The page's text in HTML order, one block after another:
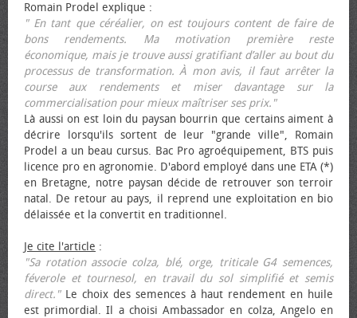
Romain Prodel explique :
" En tant que céréalier, on est toujours content de faire de
bons rendements. Ma motivation première reste
économique, mais je trouve aussi gratifiant d’aller au bout du
processus de transformation. À mon avis, il faut arrêter la
course aux rendements et miser davantage sur la
commercialisation pour mieux maîtriser ses prix."
Là aussi on est loin du paysan bourrin que certains aiment à
décrire lorsqu'ils sortent de leur "grande ville", Romain
Prodel a un beau cursus. Bac Pro agroéquipement, BTS puis
licence pro en agronomie. D'abord employé dans une ETA (*)
en Bretagne, notre paysan décide de retrouver son terroir
natal. De retour au pays, il reprend une exploitation en bio
délaissée et la convertit en traditionnel.
Je cite l'article :
"Sa rotation associe colza, blé, orge, triticale G4 semences,
féverole et tournesol, en travail du sol simplifié et semis
direct."Le choix des semences à haut rendement en huile
est primordial. Il a choisi Ambassador en colza, Angelo en